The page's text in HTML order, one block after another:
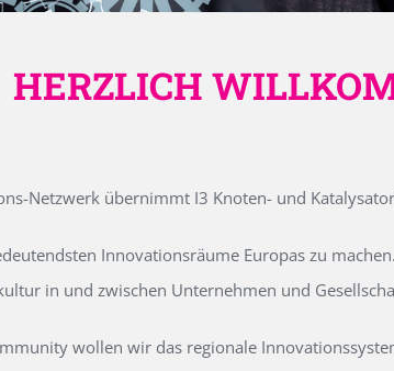
HERZLICH
Netzwerk übernimmt I3 Knoten- und
Innovationsräume Europas zu
in und zwischen Unternehmen und
wollen wir das regionale